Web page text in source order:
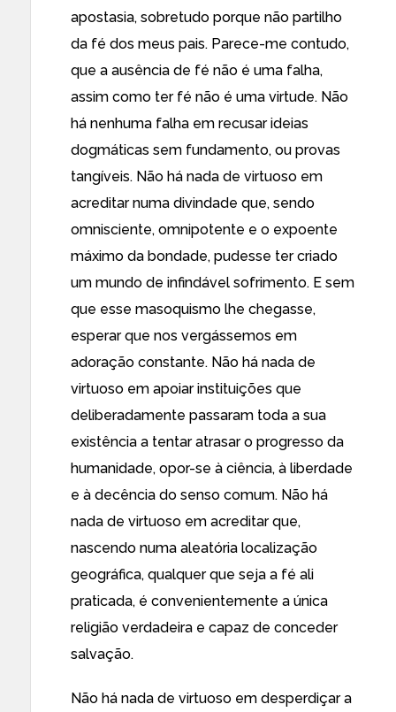
apostasia, sobretudo porque não partilho
da fé dos meus pais. Parece-me contudo,
que a ausência de fé não é uma falha,
assim como ter fé não é uma virtude. Não
há nenhuma falha em recusar ideias
dogmáticas sem fundamento, ou provas
tangíveis. Não há nada de virtuoso em
acreditar numa divindade que, sendo
omnisciente, omnipotente e o expoente
máximo da bondade, pudesse ter criado
um mundo de infindável sofrimento. E sem
que esse masoquismo lhe chegasse,
esperar que nos vergássemos em
adoração constante. Não há nada de
virtuoso em apoiar instituições que
deliberadamente passaram toda a sua
existência a tentar atrasar o progresso da
humanidade, opor-se à ciência, à liberdade
e à decência do senso comum. Não há
nada de virtuoso em acreditar que,
nascendo numa aleatória localização
geográfica, qualquer que seja a fé ali
praticada, é convenientemente a única
religião verdadeira e capaz de conceder
salvação.
Não há nada de virtuoso em desperdiçar a